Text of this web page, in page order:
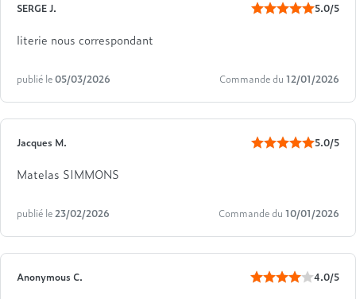
SERGE J. 5.0/5
literie nous correspondant
publié le05/03/2026 Commande du 12/01/2026
Jacques M. 5.0/5
Matelas SIMMONS
publié le23/02/2026 Commande du 10/01/2026
Anonymous C. 4.0/5